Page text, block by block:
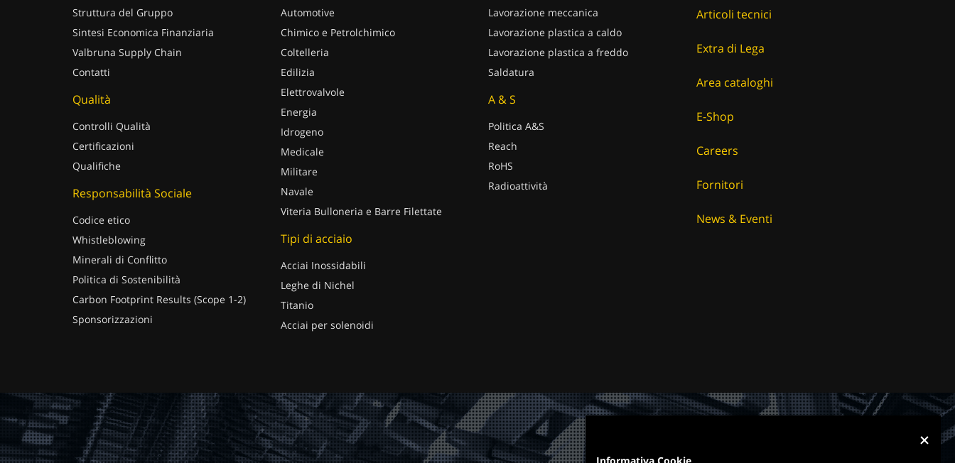
Struttura del Gruppo
Sintesi Economica Finanziaria
Valbruna Supply Chain
Contatti
Qualità
Controlli Qualità
Certificazioni
Qualifiche
Responsabilità Sociale
Codice etico
Whistleblowing
Minerali di Conflitto
Politica di Sostenibilità
Carbon Footprint Results (Scope 1-2)
Sponsorizzazioni
Automotive
Chimico e Petrolchimico
Coltelleria
Edilizia
Elettrovalvole
Energia
Idrogeno
Medicale
Militare
Navale
Viteria Bulloneria e Barre Filettate
Tipi di acciaio
Acciai Inossidabili
Leghe di Nichel
Titanio
Acciai per solenoidi
Lavorazione meccanica
Lavorazione plastica a caldo
Lavorazione plastica a freddo
Saldatura
A & S
Politica A&S
Reach
RoHS
Radioattività
Articoli tecnici
Extra di Lega
Area cataloghi
E-Shop
Careers
Fornitori
News & Eventi